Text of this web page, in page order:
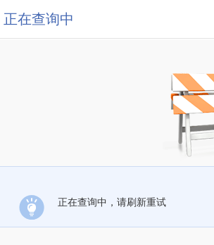
正在查询中
正在查询中，请刷新重试